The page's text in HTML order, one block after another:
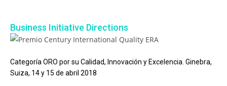
Business Initiative Directions
Categoría ORO por su Calidad, Innovación y Excelencia. Ginebra,
Suiza, 14 y 15 de abril 2018